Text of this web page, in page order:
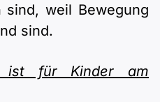
sind, weil Bewegung
sind.
ist für Kinder am